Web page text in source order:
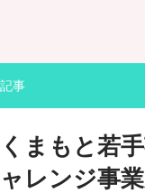
記事
くまもと若
ャレンジ事